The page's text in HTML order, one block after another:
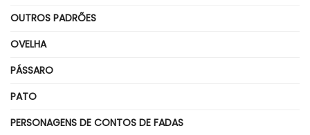
OUTROS PADRÕES
OVELHA
PÁSSARO
PATO
PERSONAGENS DE CONTOS DE FADAS